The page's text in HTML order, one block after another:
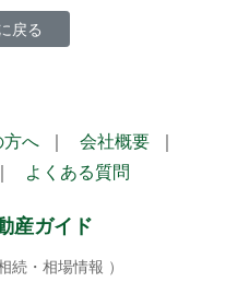
戻る
方へ ｜ 会社概要
｜
｜ よくある質問
産ガイド
続・相場情報 ）